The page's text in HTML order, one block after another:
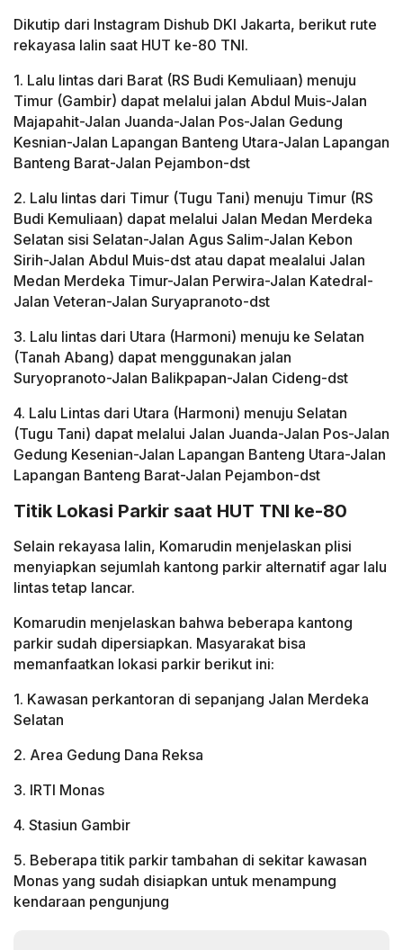
Dikutip dari Instagram Dishub DKI Jakarta, berikut rute
rekayasa lalin saat HUT ke-80 TNI.
1. Lalu lintas dari Barat (RS Budi Kemuliaan) menuju
Timur (Gambir) dapat melalui jalan Abdul Muis-Jalan
Majapahit-Jalan Juanda-Jalan Pos-Jalan Gedung
Kesnian-Jalan Lapangan Banteng Utara-Jalan Lapangan
Banteng Barat-Jalan Pejambon-dst
2. Lalu lintas dari Timur (Tugu Tani) menuju Timur (RS
Budi Kemuliaan) dapat melalui Jalan Medan Merdeka
Selatan sisi Selatan-Jalan Agus Salim-Jalan Kebon
Sirih-Jalan Abdul Muis-dst atau dapat mealalui Jalan
Medan Merdeka Timur-Jalan Perwira-Jalan Katedral-
Jalan Veteran-Jalan Suryapranoto-dst
3. Lalu lintas dari Utara (Harmoni) menuju ke Selatan
(Tanah Abang) dapat menggunakan jalan
Suryopranoto-Jalan Balikpapan-Jalan Cideng-dst
4. Lalu Lintas dari Utara (Harmoni) menuju Selatan
(Tugu Tani) dapat melalui Jalan Juanda-Jalan Pos-Jalan
Gedung Kesenian-Jalan Lapangan Banteng Utara-Jalan
Lapangan Banteng Barat-Jalan Pejambon-dst
Titik Lokasi Parkir saat HUT TNI ke-80
Selain rekayasa lalin, Komarudin menjelaskan plisi
menyiapkan sejumlah kantong parkir alternatif agar lalu
lintas tetap lancar.
Komarudin menjelaskan bahwa beberapa kantong
parkir sudah dipersiapkan. Masyarakat bisa
memanfaatkan lokasi parkir berikut ini:
1. Kawasan perkantoran di sepanjang Jalan Merdeka
Selatan
2. Area Gedung Dana Reksa
3. IRTI Monas
4. Stasiun Gambir
5. Beberapa titik parkir tambahan di sekitar kawasan
Monas yang sudah disiapkan untuk menampung
kendaraan pengunjung